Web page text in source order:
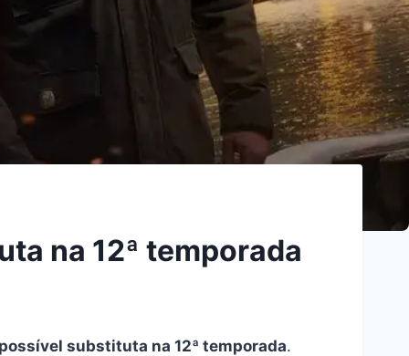
na 12ª temporada
substituta na 12ª temporada.